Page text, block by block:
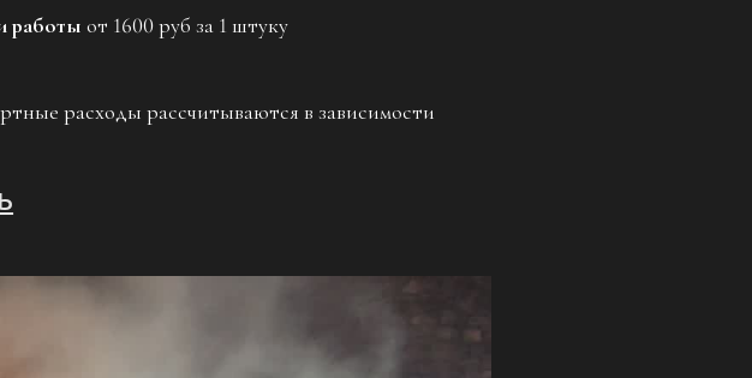
работы от 1600 руб за 1 штуку
расходы рассчитываются в зависимости